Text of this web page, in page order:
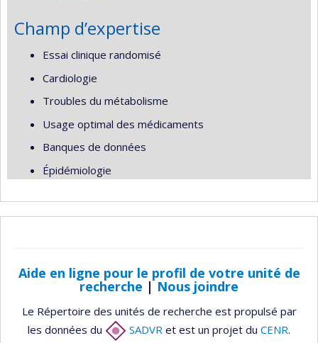
Champ d’expertise
Essai clinique randomisé
Cardiologie
Troubles du métabolisme
Usage optimal des médicaments
Banques de données
Épidémiologie
Aide en ligne pour le profil de votre unité de
recherche | Nous joindre
Le Répertoire des unités de recherche est propulsé par
les données du
SADVR et est un projet du CENR.